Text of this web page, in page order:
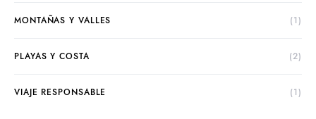
MONTAÑAS Y VALLES (1)
PLAYAS Y COSTA (2)
VIAJE RESPONSABLE (1)